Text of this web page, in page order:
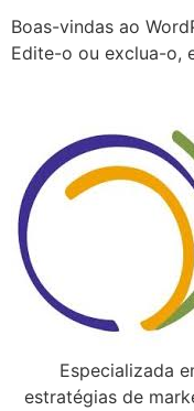
Boas-vindas ao
Edite-o ou exclua-o,
Especializada
estratégias de